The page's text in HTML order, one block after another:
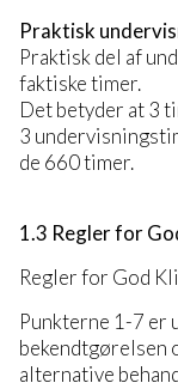
Praktisk
Praktisk del af
faktiske timer.
Det betyder at 3
3
de 660 timer.
1.3 Regler for
Regler for God
Punkterne 1-7 er
bekendtgørelsen
alternative